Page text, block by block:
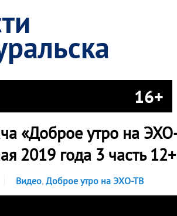
16+
«Доброе утро на
2019 года 3 часть 12+
Видео, Доброе утро на ЭХО-ТВ